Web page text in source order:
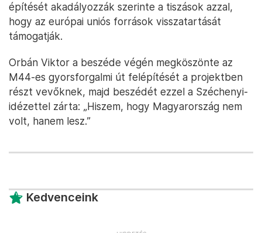
építését akadályozzák szerinte a tiszások azzal,
hogy az európai uniós források visszatartását
támogatják.
Orbán Viktor a beszéde végén megköszönte az
M44-es gyorsforgalmi út felépítését a projektben
részt vevőknek, majd beszédét ezzel a Széchenyi-
idézettel zárta: „Hiszem, hogy Magyarország nem
volt, hanem lesz.”
Kedvenceink